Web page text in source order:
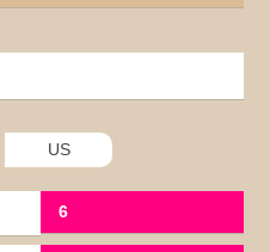
US
6